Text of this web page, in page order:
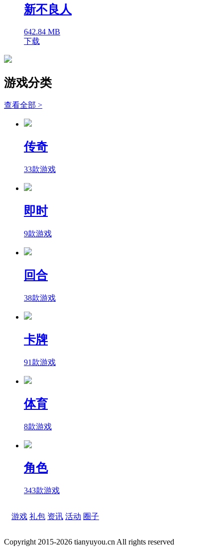
新不良人
642.84 MB
下载
游戏分类
查看全部 >
传奇
33款游戏
即时
9款游戏
回合
38款游戏
卡牌
91款游戏
体育
8款游戏
角色
343款游戏
游戏 礼包 资讯 活动 圈子
Copyright 2015-2026 tianyuyou.cn All rights reserved